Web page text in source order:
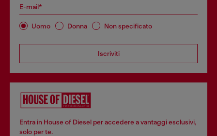
E-mail*
Uomo Donna Non specificato
Iscriviti
Entra in House of Diesel per accedere a vantaggi esclusivi,
solo per te.